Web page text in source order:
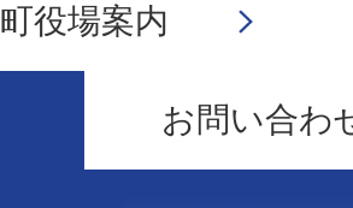
町役場案内
お問い合わ